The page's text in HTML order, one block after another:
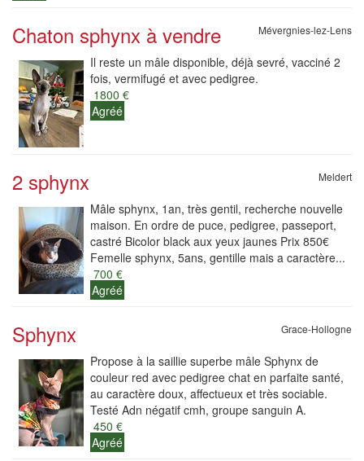
Chaton sphynx à vendre Mévergnies-lez-Lens
Il reste un mâle disponible, déjà sevré, vacciné 2
fois, vermifugé et avec pedigree.
1800 €
Agréé
2 sphynx Meldert
Mâle sphynx, 1an, très gentil, recherche nouvelle
maison. En ordre de puce, pedigree, passeport,
castré Bicolor black aux yeux jaunes Prix 850€
Femelle sphynx, 5ans, gentille mais a caractère...
700 €
Agréé
Sphynx Grace-Hollogne
Propose à la saillie superbe mâle Sphynx de
couleur red avec pedigree chat en parfaite santé,
au caractère doux, affectueux et très sociable.
Testé Adn négatif cmh, groupe sanguin A.
450 €
Agréé